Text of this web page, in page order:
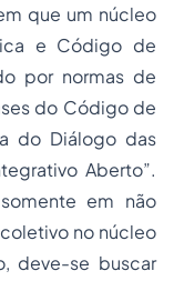
que um núcleo
e Código de
por normas de
do Código de
do Diálogo das
Aberto”.
em não
no núcleo
deve-se buscar